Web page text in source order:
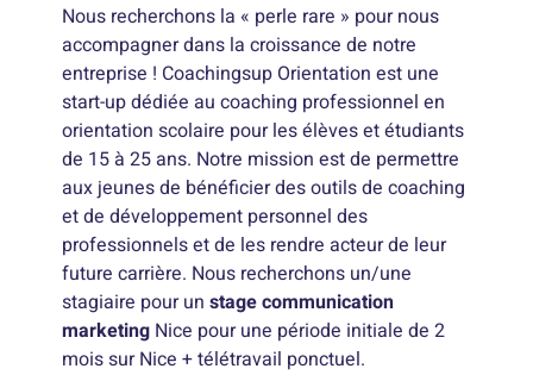
Nous recherchons la « perle rare » pour nous
accompagner dans la croissance de notre
entreprise ! Coachingsup Orientation est une
start-up dédiée au coaching professionnel en
orientation scolaire pour les élèves et étudiants
de 15 à 25 ans. Notre mission est de permettre
aux jeunes de bénéficier des outils de coaching
et de développement personnel des
professionnels et de les rendre acteur de leur
future carrière. Nous recherchons un/une
stagiaire pour unstage communication
marketing Nice pour une période initiale de 2
mois sur Nice + télétravail ponctuel.